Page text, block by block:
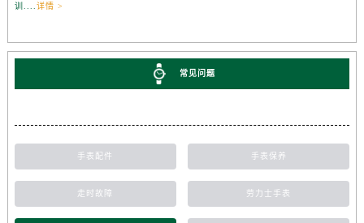
训.... 详情 >
常见问题
手表配件 手表保养
走时故障 劳力士手表